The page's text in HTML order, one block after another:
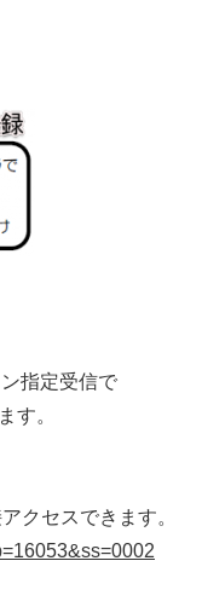
指定受信で
す。
クセスできます。